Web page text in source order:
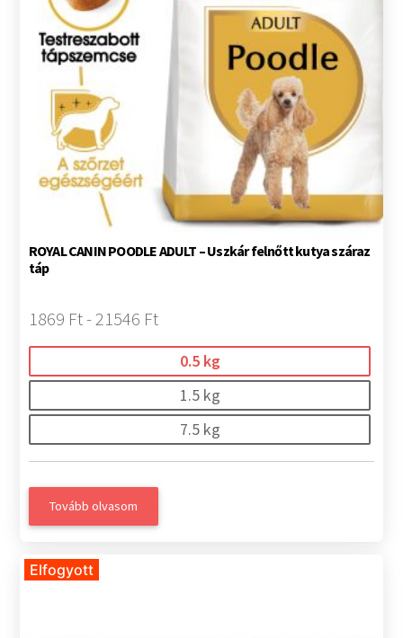
ROYAL CANIN POODLE ADULT – Uszkár felnőtt kutya száraz
táp
1869 Ft - 21546 Ft
0.5 kg
1.5 kg
7.5 kg
Tovább olvasom
Elfogyott